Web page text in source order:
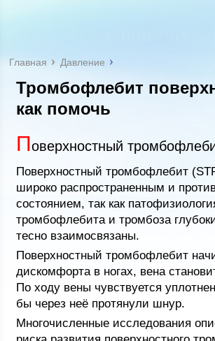
Главная Давление
Тромбофлебит
как помочь
Поверхностный
Поверхностный тромбофлебит
широко распространенным и
состоянием, так как
тромбофлебита и тромбоза
тесно взаимосвязаны.
Поверхностный тромбофлебит
дискомфорта в ногах, вена
По ходу вены чувствуется
бы через неё протянули шнур.
Многочисленные исследования